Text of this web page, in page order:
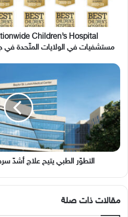
مستشفيات
الولايات
في
التخصّصات
مستشفيات في الولايات المتّحدة
التطوّر
يتيح
علاج
أشدّ
سرطانات
الثدي
خطورة
التطوّر الطبي يتيح علاج أشدّ
مقالات ذات صلة